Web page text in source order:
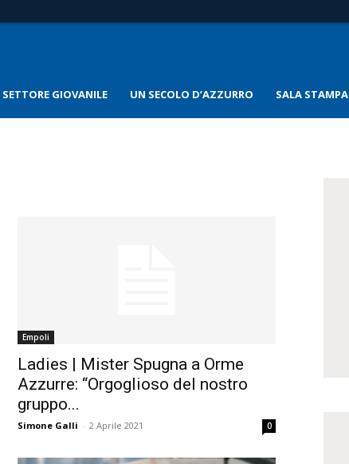
SETTORE GIOVANILE UN SECOLO D’AZZURRO SALA STAMPA
Empoli
Ladies | Mister Spugna a Orme
Azzurre: “Orgoglioso del nostro
gruppo...
Simone Galli - 2 Aprile 2021 0